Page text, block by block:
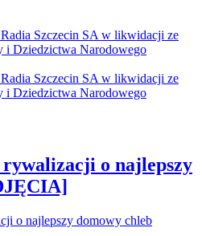
rywalizacji o najlepszy